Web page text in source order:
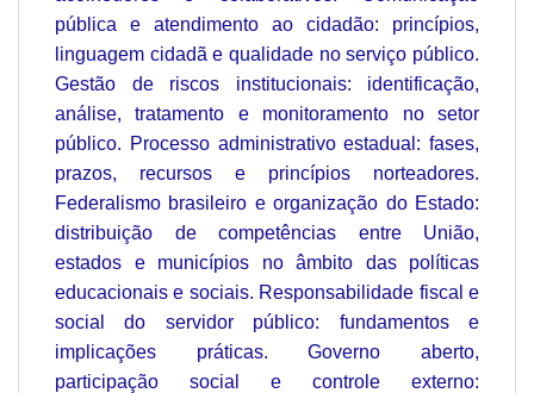
pública e atendimento ao cidadão: princípios,
linguagem cidadã e qualidade no serviço público.
Gestão de riscos institucionais: identificação,
análise, tratamento e monitoramento no setor
público. Processo administrativo estadual: fases,
prazos, recursos e princípios norteadores.
Federalismo brasileiro e organização do Estado:
distribuição de competências entre União,
estados e municípios no âmbito das políticas
educacionais e sociais. Responsabilidade fiscal e
social do servidor público: fundamentos e
implicações práticas. Governo aberto,
participação social e controle externo: